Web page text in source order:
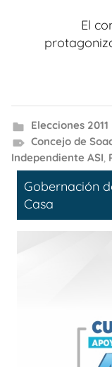
El
Elecciones 2011
Concejo de
Independiente ASI,
Gobernación
Casa